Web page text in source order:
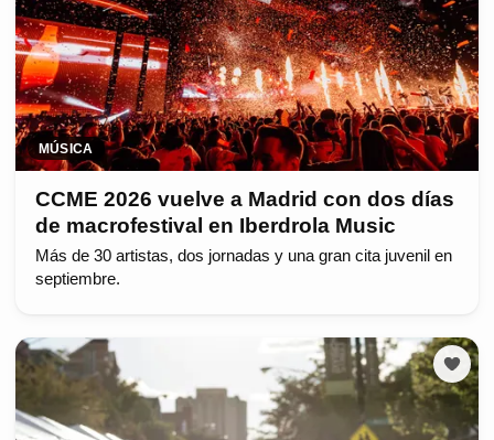
MÚSICA
CCME 2026 vuelve a Madrid con dos días
de macrofestival en Iberdrola Music
Más de 30 artistas, dos jornadas y una gran cita juvenil en
septiembre.